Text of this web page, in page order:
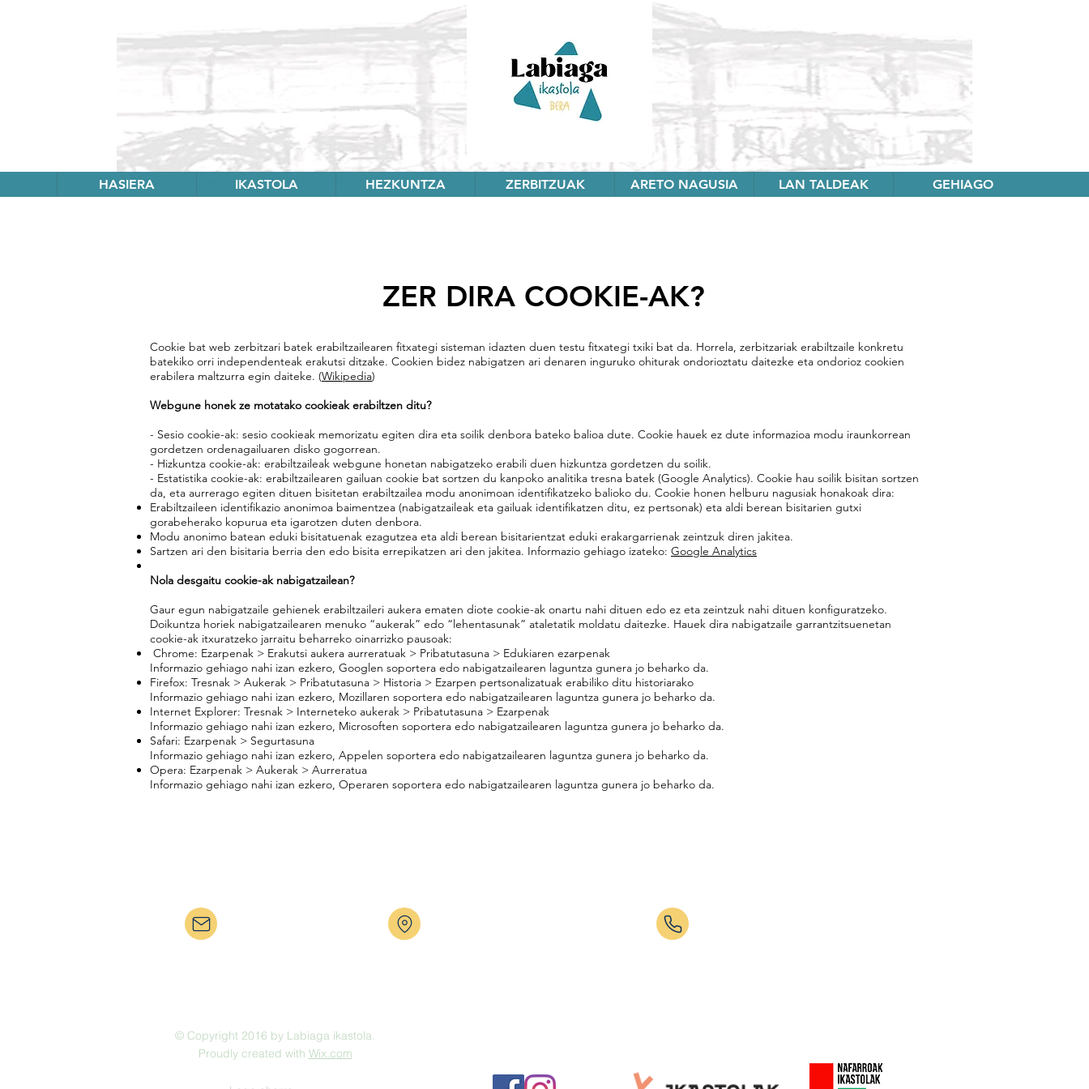
HASIERA IKASTOLA HEZKUNTZA ZERBITZUAK ARETO NAGUSIA LAN TALDEAK GEHIAGO
ZER DIRA COOKIE-AK?
Cookie bat web zerbitzari batek erabiltzailearen fitxategi sisteman idazten duen testu fitxategi txiki bat da. Horrela, zerbitzariak erabiltzaile konkretu
batekiko orri independenteak erakutsi ditzake. Cookien bidez nabigatzen ari denaren inguruko ohiturak ondorioztatu daitezke eta ondorioz cookien
erabilera maltzurra egin daiteke. (Wikipedia)
Webgune honek ze motatako cookieak erabiltzen ditu?
- Sesio cookie-ak: sesio cookieak memorizatu egiten dira eta soilik denbora bateko balioa dute. Cookie hauek ez dute informazioa modu iraunkorrean
gordetzen ordenagailuaren disko gogorrean.
- Hizkuntza cookie-ak: erabiltzaileak webgune honetan nabigatzeko erabili duen hizkuntza gordetzen du soilik.
- Estatistika cookie-ak: erabiltzailearen gailuan cookie bat sortzen du kanpoko analitika tresna batek (Google Analytics). Cookie hau soilik bisitan sortzen
da, eta aurrerago egiten dituen bisitetan erabiltzailea modu anonimoan identifikatzeko balioko du. Cookie honen helburu nagusiak honakoak dira:
Erabiltzaileen identifikazio anonimoa baimentzea (nabigatzaileak eta gailuak identifikatzen ditu, ez pertsonak) eta aldi berean bisitarien gutxi
gorabeherako kopurua eta igarotzen duten denbora.
Modu anonimo batean eduki bisitatuenak ezagutzea eta aldi berean bisitarientzat eduki erakargarrienak zeintzuk diren jakitea.
Sartzen ari den bisitaria berria den edo bisita errepikatzen ari den jakitea. Informazio gehiago izateko: Google Analytics
Nola desgaitu cookie-ak nabigatzailean?
Gaur egun nabigatzaile gehienek erabiltzaileri aukera ematen diote cookie-ak onartu nahi dituen edo ez eta zeintzuk nahi dituen konfiguratzeko.
Doikuntza horiek nabigatzailearen menuko “aukerak” edo “lehentasunak” ataletatik moldatu daitezke. Hauek dira nabigatzaile garrantzitsuenetan
cookie-ak itxuratzeko jarraitu beharreko oinarrizko pausoak:
Chrome: Ezarpenak > Erakutsi aukera aurreratuak > Pribatutasuna > Edukiaren ezarpenak
Informazio gehiago nahi izan ezkero, Googlen soportera edo nabigatzailearen laguntza gunera jo beharko da.
Firefox: Tresnak > Aukerak > Pribatutasuna > Historia > Ezarpen pertsonalizatuak erabiliko ditu historiarako
Informazio gehiago nahi izan ezkero, Mozillaren soportera edo nabigatzailearen laguntza gunera jo beharko da.
Internet Explorer: Tresnak > Interneteko aukerak > Pribatutasuna > Ezarpenak
Informazio gehiago nahi izan ezkero, Microsoften soportera edo nabigatzailearen laguntza gunera jo beharko da.
Safari: Ezarpenak > Segurtasuna
Informazio gehiago nahi izan ezkero, Appelen soportera edo nabigatzailearen laguntza gunera jo beharko da.
Opera: Ezarpenak > Aukerak > Aurreratua
Informazio gehiago nahi izan ezkero, Operaren soportera edo nabigatzailearen laguntza gunera jo beharko da.
© Copyright 2016 by Labiaga ikastola.
Proudly created with Wix.com